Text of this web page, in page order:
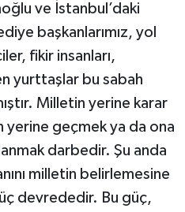
ve İstanbul’daki
başkanlarımız, yol
fikir insanları,
yurttaşlar bu sabah
Milletin yerine karar
yerine geçmek ya da ona
darbedir. Şu anda
milletin belirlemesine
devrededir. Bu güç,